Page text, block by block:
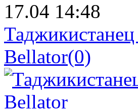
17.04 14:48
Bellator(0)